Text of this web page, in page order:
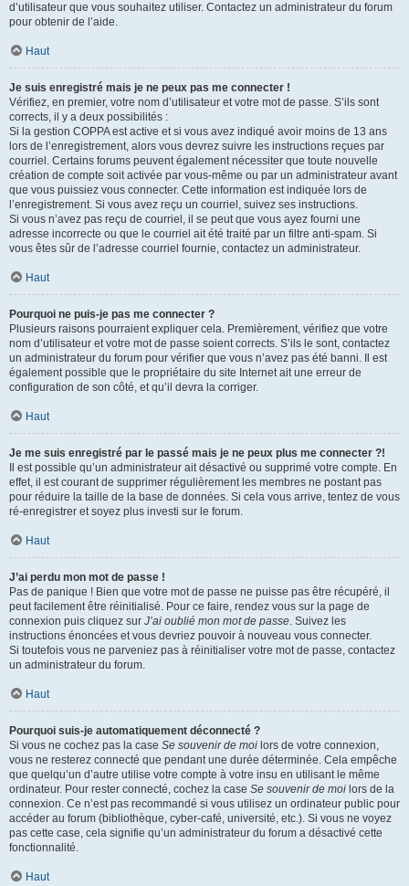
d’utilisateur que vous souhaitez utiliser. Contactez un administrateur du forum
pour obtenir de l’aide.
Haut
Je suis enregistré mais je ne peux pas me connecter !
Vérifiez, en premier, votre nom d’utilisateur et votre mot de passe. S’ils sont
corrects, il y a deux possibilités :
Si la gestion COPPA est active et si vous avez indiqué avoir moins de 13 ans
lors de l’enregistrement, alors vous devrez suivre les instructions reçues par
courriel. Certains forums peuvent également nécessiter que toute nouvelle
création de compte soit activée par vous-même ou par un administrateur avant
que vous puissiez vous connecter. Cette information est indiquée lors de
l’enregistrement. Si vous avez reçu un courriel, suivez ses instructions.
Si vous n’avez pas reçu de courriel, il se peut que vous ayez fourni une
adresse incorrecte ou que le courriel ait été traité par un filtre anti-spam. Si
vous êtes sûr de l’adresse courriel fournie, contactez un administrateur.
Haut
Pourquoi ne puis-je pas me connecter ?
Plusieurs raisons pourraient expliquer cela. Premièrement, vérifiez que votre
nom d’utilisateur et votre mot de passe soient corrects. S’ils le sont, contactez
un administrateur du forum pour vérifier que vous n’avez pas été banni. Il est
également possible que le propriétaire du site Internet ait une erreur de
configuration de son côté, et qu’il devra la corriger.
Haut
Je me suis enregistré par le passé mais je ne peux plus me connecter ?!
Il est possible qu’un administrateur ait désactivé ou supprimé votre compte. En
effet, il est courant de supprimer régulièrement les membres ne postant pas
pour réduire la taille de la base de données. Si cela vous arrive, tentez de vous
ré-enregistrer et soyez plus investi sur le forum.
Haut
J’ai perdu mon mot de passe !
Pas de panique ! Bien que votre mot de passe ne puisse pas être récupéré, il
peut facilement être réinitialisé. Pour ce faire, rendez vous sur la page de
connexion puis cliquez sur J’ai oublié mon mot de passe. Suivez les
instructions énoncées et vous devriez pouvoir à nouveau vous connecter.
Si toutefois vous ne parveniez pas à réinitialiser votre mot de passe, contactez
un administrateur du forum.
Haut
Pourquoi suis-je automatiquement déconnecté ?
Si vous ne cochez pas la case Se souvenir de moi lors de votre connexion,
vous ne resterez connecté que pendant une durée déterminée. Cela empêche
que quelqu’un d’autre utilise votre compte à votre insu en utilisant le même
ordinateur. Pour rester connecté, cochez la case Se souvenir de moi lors de la
connexion. Ce n’est pas recommandé si vous utilisez un ordinateur public pour
accéder au forum (bibliothèque, cyber-café, université, etc.). Si vous ne voyez
pas cette case, cela signifie qu’un administrateur du forum a désactivé cette
fonctionnalité.
Haut